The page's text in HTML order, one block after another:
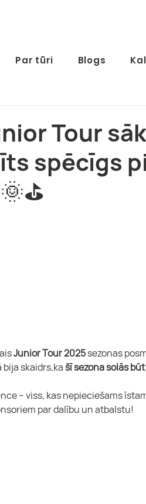
Par tūri Blogs
Tour
spēcīgs
Junior Tour 2025 sezonas
bija skaidrs,ka šī sezona solās
– viss, kas nepieciešams
par dalību un atbalstu!